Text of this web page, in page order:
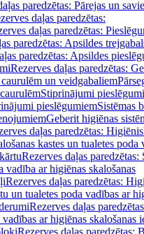
paredzētas: Pārejas un
daļas paredzētas:
daļas paredzētas:
paredzētas: Apsildes
paredzētas: Apsildes
Rezerves daļas paredzētas:
un veidgabaliem
Stiprinājumi
pieslēgumiemSistēmas
Geberit higiēnas
daļas paredzētas:
kastes un tualetes poda
Rezerves daļas paredzētas:
vadība ar higiēnas skalošanas
Rezerves daļas paredzētas:
un tualetes poda vadības ar
Rezerves daļas
ar higiēnas skalošanas
Rezerves daļas paredzētas: